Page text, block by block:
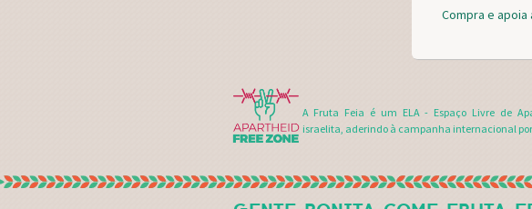
Compra e apoia
A Fruta Feia é um ELA - Espaço Livre de
israelita, aderindo à campanha internacional por